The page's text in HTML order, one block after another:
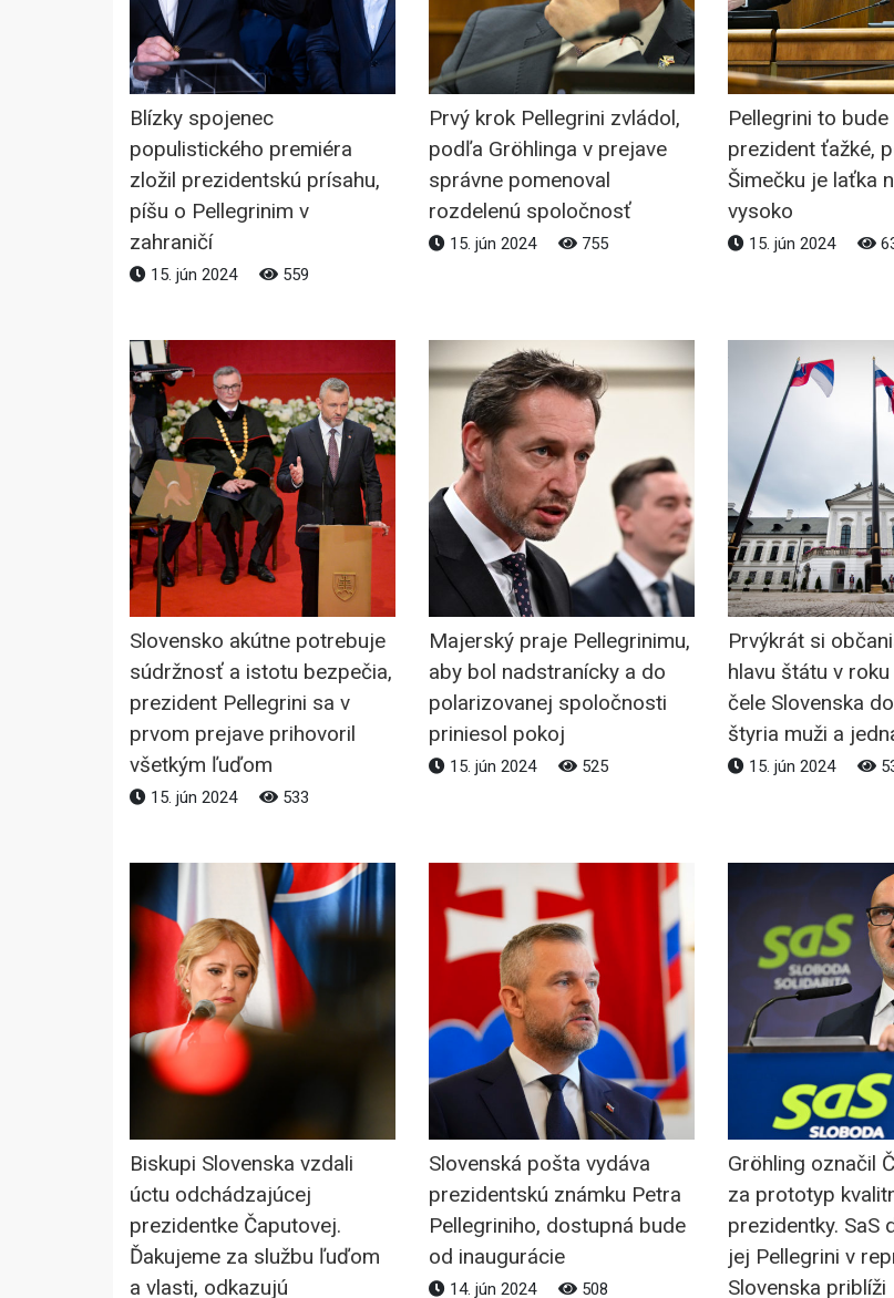
Blízky spojenec
populistického premiéra
zložil prezidentskú prísahu,
píšu o Pellegrinim v
zahraničí
15. jún 2024 559
Prvý krok Pellegrini zvládol,
podľa Gröhlinga v prejave
správne pomenoval
rozdelenú spoločnosť
15. jún 2024 755
Pellegrini to
prezident ťažké,
Šimečku je laťka
vysoko
15. jún 2024
Slovensko akútne potrebuje
súdržnosť a istotu bezpečia,
prezident Pellegrini sa v
prvom prejave prihovoril
všetkým ľuďom
15. jún 2024 533
Majerský praje Pellegrinimu,
aby bol nadstranícky a do
polarizovanej spoločnosti
priniesol pokoj
15. jún 2024 525
Prvýkrát si
hlavu štátu v
čele Slovenska
štyria muži a
15. jún 2024
Biskupi Slovenska vzdali
úctu odchádzajúcej
prezidentke Čaputovej.
Ďakujeme za službu ľuďom
a vlasti, odkazujú
Slovenská pošta vydáva
prezidentskú známku Petra
Pellegriniho, dostupná bude
od inaugurácie
14. jún 2024 508
Gröhling označil
za prototyp
prezidentky. SaS
jej Pellegrini v
Slovenska priblíži